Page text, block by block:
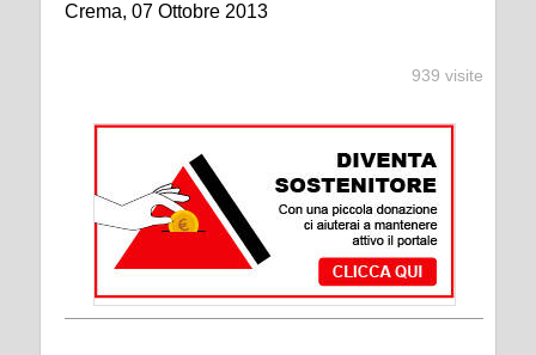
Crema, 07 Ottobre 2013
939 visite